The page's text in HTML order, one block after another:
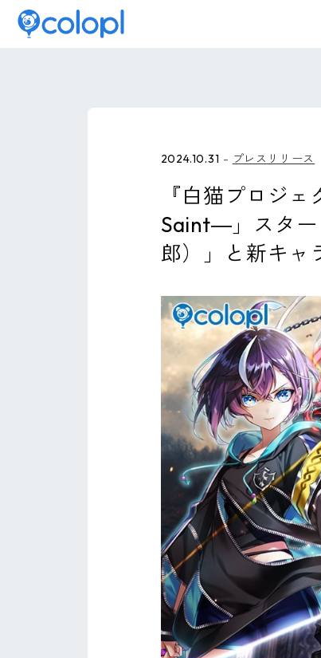
2024.10.31 プレスリリース
『白猫プロジ
Saint―」スター
郎）」と新キャ